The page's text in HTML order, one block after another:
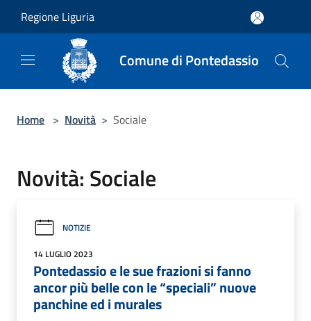
Regione Liguria
Comune di Pontedassio
Home > Novità > Sociale
Novità: Sociale
NOTIZIE
14 LUGLIO 2023
Pontedassio e le sue frazioni si fanno
ancor più belle con le “speciali” nuove
panchine ed i murales